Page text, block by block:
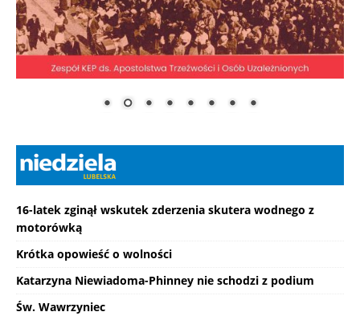
16-latek zginął wskutek zderzenia skutera wodnego z
motorówką
Krótka opowieść o wolności
Katarzyna Niewiadoma-Phinney nie schodzi z podium
Św. Wawrzyniec